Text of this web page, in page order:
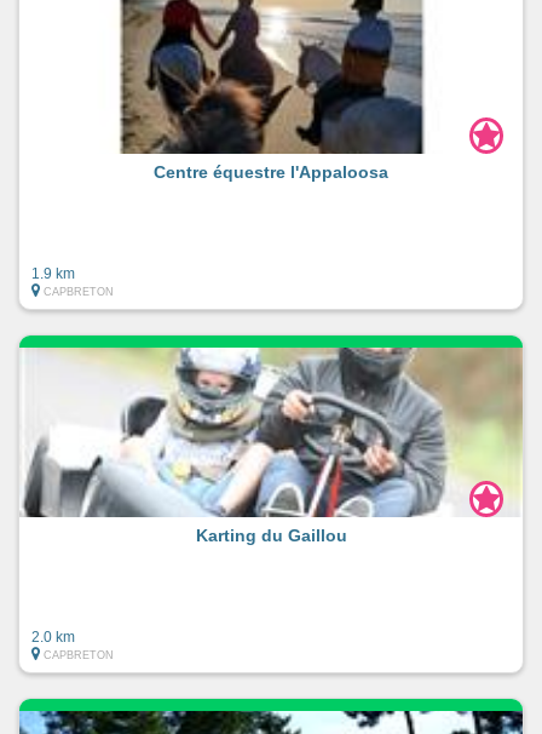
Centre équestre l'Appaloosa
1.9 km
CAPBRETON
Karting du Gaillou
2.0 km
CAPBRETON